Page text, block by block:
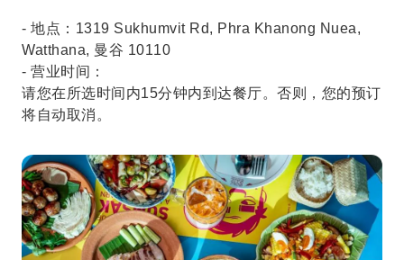
- 地点：1319 Sukhumvit Rd, Phra Khanong Nuea,
Watthana, 曼谷 10110
- 营业时间：
请您在所选时间内15分钟内到达餐厅。否则，您的预订
将自动取消。